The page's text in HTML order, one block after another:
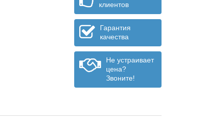
клиентов
Гарантия
качества
Не устраивает
цена?
Звоните!